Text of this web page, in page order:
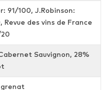
91/100, J.Robinson:
Revue des vins de France
20
Sauvignon, 28%
grenat